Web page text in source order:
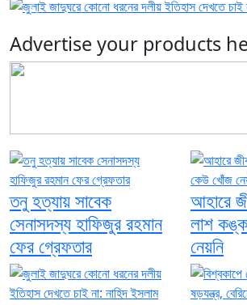
Previous
Advertise your products
তনু হত্যায় সাবেক
সেনাসদস্য হাফিজুর রহমান
ফের গ্রেফতার
আহারে
লাশ
নেয়নি